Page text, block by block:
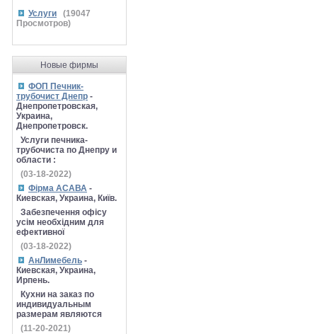
Услуги (19047
Просмотров)
Новые фирмы
ФОП Печник-
трубочист Днепр -
Днепропетровская,
Украина,
Днепропетровск.
Услуги печника-
трубочиста по Днепру и
области :
(03-18-2022)
Фірма АСАВА -
Киевская, Украина, Київ.
Забезпечення офісу
усім необхідним для
ефективної
(03-18-2022)
АнЛимебель -
Киевская, Украина,
Ирпень.
Кухни на заказ по
индивидуальным
размерам являются
(11-20-2021)